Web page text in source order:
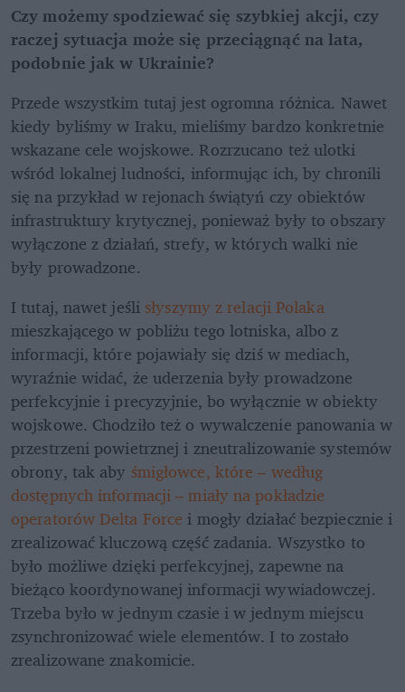
Czy możemy spodziewać się szybkiej akcji, czy
raczej sytuacja może się przeciągnąć na lata,
podobnie jak w Ukrainie?
Przede wszystkim tutaj jest ogromna różnica. Nawet
kiedy byliśmy w Iraku, mieliśmy bardzo konkretnie
wskazane cele wojskowe. Rozrzucano też ulotki
wśród lokalnej ludności, informując ich, by chronili
się na przykład w rejonach świątyń czy obiektów
infrastruktury krytycznej, ponieważ były to obszary
wyłączone z działań, strefy, w których walki nie
były prowadzone.
I tutaj, nawet jeśli
słyszymy z relacji Polaka
mieszkającego w pobliżu tego lotniska, albo z
informacji, które pojawiały się dziś w mediach,
wyraźnie widać, że uderzenia były prowadzone
perfekcyjnie i precyzyjnie, bo wyłącznie w obiekty
wojskowe. Chodziło też o wywalczenie panowania w
przestrzeni powietrznej i zneutralizowanie systemów
obrony, tak aby śmigłowce, które – według
dostępnych informacji – miały na pokładzie
operatorów Delta Force i mogły działać bezpiecznie i
zrealizować kluczową część zadania. Wszystko to
było możliwe dzięki perfekcyjnej, zapewne na
bieżąco koordynowanej informacji wywiadowczej.
Trzeba było w jednym czasie i w jednym miejscu
zsynchronizować wiele elementów. I to zostało
zrealizowane znakomicie.